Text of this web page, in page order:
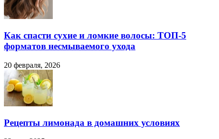
Как спасти сухие и ломкие волосы: ТОП-5
форматов несмываемого ухода
20 февраля, 2026
Рецепты лимонада в домашних условиях